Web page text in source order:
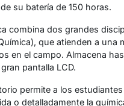
su batería de 150 horas.
combina dos grandes
que atienden a una
en el campo. Almacena
pantalla LCD.
permite a los
o detalladamente la